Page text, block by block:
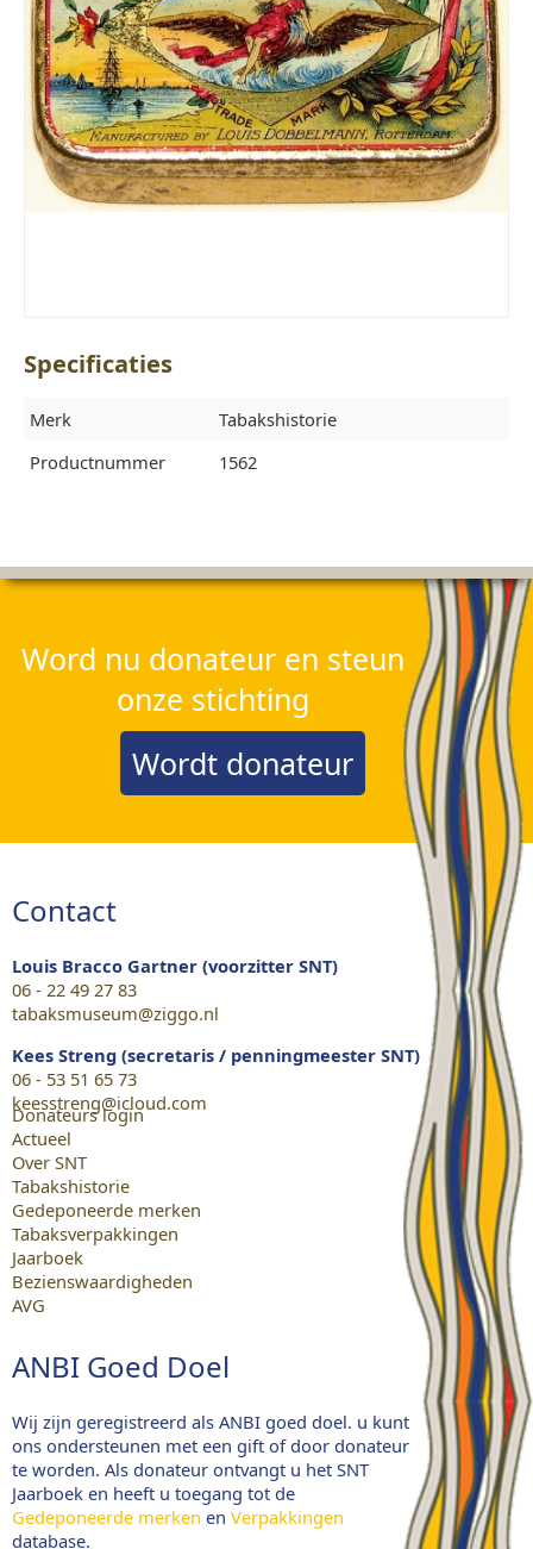
Specificaties
Merk
Tabakshistorie
Productnummer
1562
Word nu donateur en steun
onze stichting
Wordt donateur
Contact
Louis Bracco Gartner (voorzitter SNT)
06 - 22 49 27 83
tabaksmuseum@ziggo.nl
Kees Streng (secretaris / penningmeester SNT)
06 - 53 51 65 73
keesstreng@icloud.com
Donateurs login
Actueel
Over SNT
Tabakshistorie
Gedeponeerde merken
Tabaksverpakkingen
Jaarboek
Bezienswaardigheden
AVG
ANBI Goed Doel
Wij zijn geregistreerd als ANBI goed doel. u kunt
ons ondersteunen met een gift of door donateur
te worden. Als donateur ontvangt u het SNT
Jaarboek en heeft u toegang tot de
Gedeponeerde merken en Verpakkingen
database.